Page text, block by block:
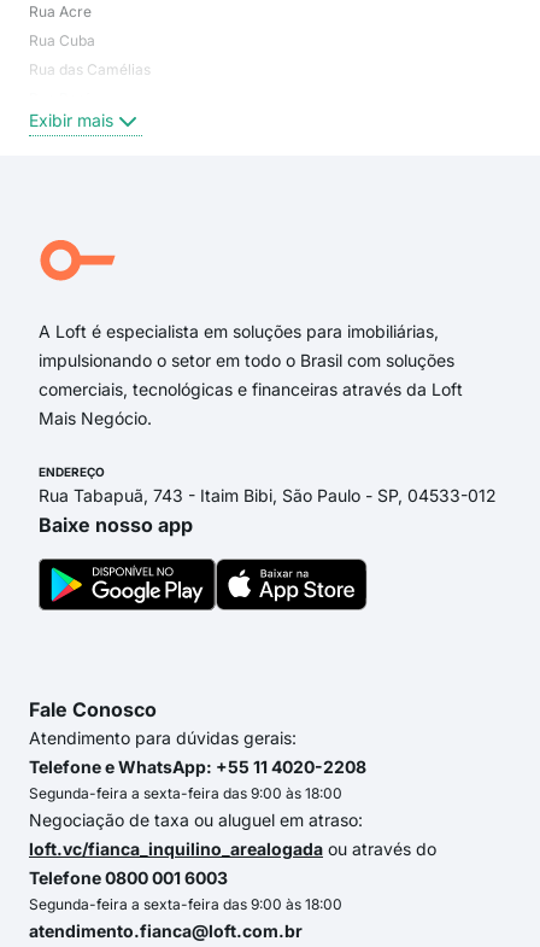
Rua Acre
Rua Cuba
Rua das Camélias
Rua das Açucenas
Rua Brasília
Rua Maranhão
Exibir mais
A Loft é especialista em soluções para imobiliárias,
impulsionando o setor em todo o Brasil com soluções
comerciais, tecnológicas e financeiras através da Loft
Mais Negócio.
ENDEREÇO
Rua Tabapuã, 743 - Itaim Bibi, São Paulo - SP, 04533-012
Baixe nosso app
Fale Conosco
Atendimento para dúvidas gerais:
Telefone e WhatsApp: +55 11 4020-2208
Segunda-feira a sexta-feira das 9:00 às 18:00
Negociação de taxa ou aluguel em atraso:
loft.vc/fianca_inquilino_arealogada ou através do
Telefone 0800 001 6003
Segunda-feira a sexta-feira das 9:00 às 18:00
atendimento.fianca@loft.com.br